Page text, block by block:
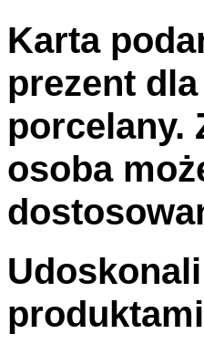
Karta
prezent
porcelany.
osoba